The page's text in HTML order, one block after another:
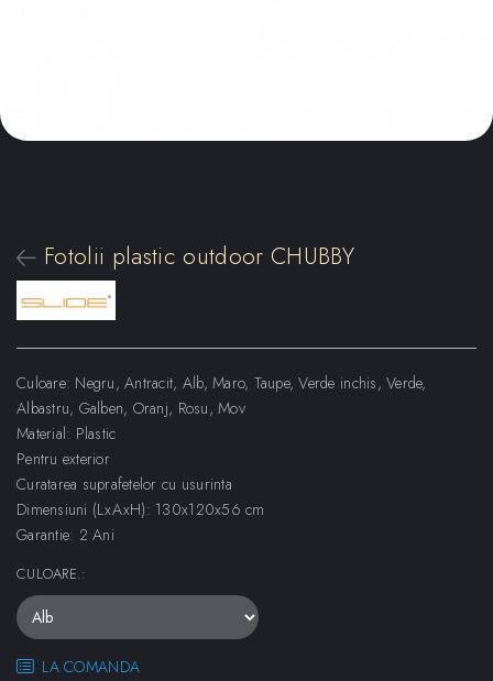
Fotolii plastic outdoor CHUBBY
Culoare: Negru, Antracit, Alb, Maro, Taupe, Verde inchis, Verde,
Albastru, Galben, Oranj, Rosu, Mov
Material: Plastic
Pentru exterior
Curatarea suprafetelor cu usurinta
Dimensiuni (LxAxH): 130x120x56 cm
Garantie: 2 Ani
CULOARE.:
LA COMANDA